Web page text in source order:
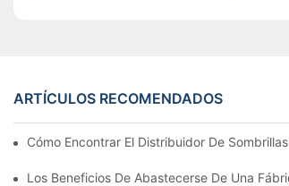
ARTÍCULOS RECOMENDADOS
Cómo Encontrar El Distribuidor De
Los Beneficios De Abastecerse De Una